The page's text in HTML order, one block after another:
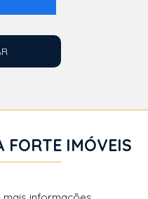
FORTE IMÓVEIS